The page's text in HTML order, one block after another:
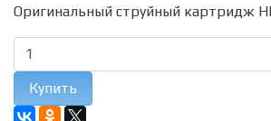
Оригинальный струйный картридж
Купить